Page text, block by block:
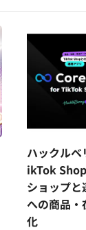
ハックル
ikTok
ショップ
への商品
化